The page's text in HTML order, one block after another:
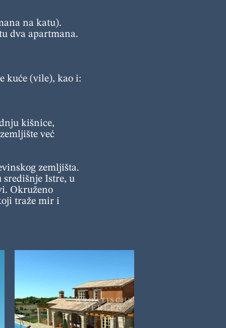
na katu).
dva apartmana.
kuće (vile), kao i:
kišnice,
već
zemljišta.
središnje Istre, u
Okruženo
traže mir i